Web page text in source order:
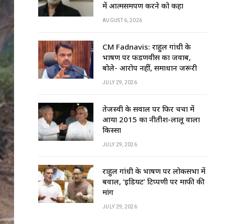
में आत्मसमर्पण करने को कहा
AUGUST 6, 2026
CM Fadnavis: राहुल गांधी के
भाषण पर फडणवीस का जवाब,
बोले- आरोप नहीं, समाधान जरूरी
JULY 29, 2026
तेजस्वी के सवाल पर फिर चर्चा में
आया 2015 का नीतीश-लालू वाला
किस्सा
JULY 29, 2026
राहुल गांधी के भाषण पर लोकसभा में
बवाल, ‘इडियट’ टिप्पणी पर माफी की
मांग
JULY 29, 2026